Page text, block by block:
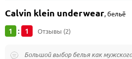
Calvin klein underwear,бельё
1 : 1 Отзывы (2)
Большой выбор белья как